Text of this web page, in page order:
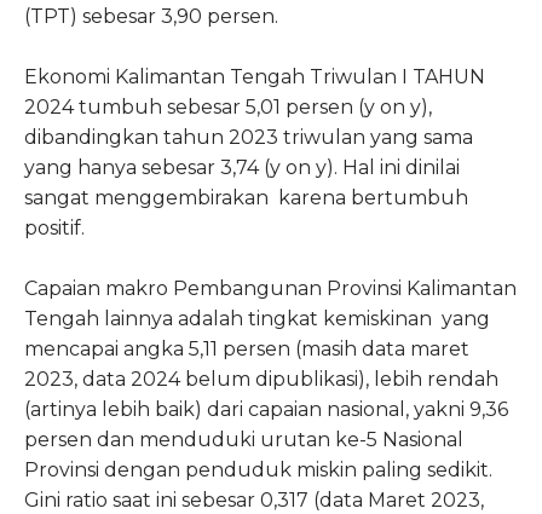
(TPT) sebesar 3,90 persen.
Ekonomi Kalimantan Tengah Triwulan I TAHUN
2024 tumbuh sebesar 5,01 persen (y on y),
dibandingkan tahun 2023 triwulan yang sama
yang hanya sebesar 3,74 (y on y). Hal ini dinilai
sangat menggembirakan karena bertumbuh
positif.
Capaian makro Pembangunan Provinsi Kalimantan
Tengah lainnya adalah tingkat kemiskinan yang
mencapai angka 5,11 persen (masih data maret
2023, data 2024 belum dipublikasi), lebih rendah
(artinya lebih baik) dari capaian nasional, yakni 9,36
persen dan menduduki urutan ke-5 Nasional
Provinsi dengan penduduk miskin paling sedikit.
Gini ratio saat ini sebesar 0,317 (data Maret 2023,